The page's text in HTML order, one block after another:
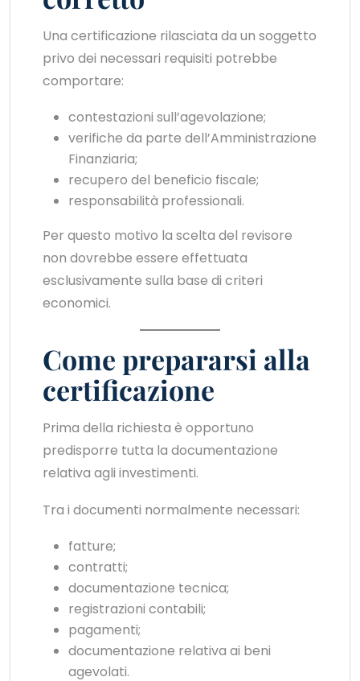
Una certificazione rilasciata da un soggetto
privo dei necessari requisiti potrebbe
comportare:
contestazioni sull’agevolazione;
verifiche da parte dell’Amministrazione
Finanziaria;
recupero del beneficio fiscale;
responsabilità professionali.
Per questo motivo la scelta del revisore
non dovrebbe essere effettuata
esclusivamente sulla base di criteri
economici.
Come prepararsi alla
certificazione
Prima della richiesta è opportuno
predisporre tutta la documentazione
relativa agli investimenti.
Tra i documenti normalmente necessari:
fatture;
contratti;
documentazione tecnica;
registrazioni contabili;
pagamenti;
documentazione relativa ai beni
agevolati.